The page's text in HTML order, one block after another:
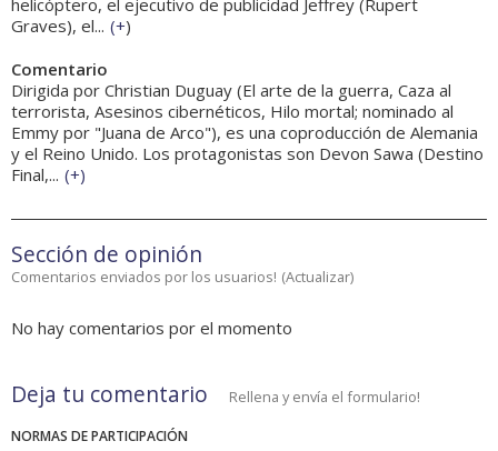
helicóptero, el ejecutivo de publicidad Jeffrey (Rupert
Graves), el... (+)
Comentario
Dirigida por Christian Duguay (El arte de la guerra, Caza al
terrorista, Asesinos cibernéticos, Hilo mortal; nominado al
Emmy por "Juana de Arco"), es una coproducción de Alemania
y el Reino Unido. Los protagonistas son Devon Sawa (Destino
Final,... (+)
Sección de opinión
Comentarios enviados por los usuarios! (Actualizar)
No hay comentarios por el momento
Deja tu comentario Rellena y envía el formulario!
NORMAS DE PARTICIPACIÓN